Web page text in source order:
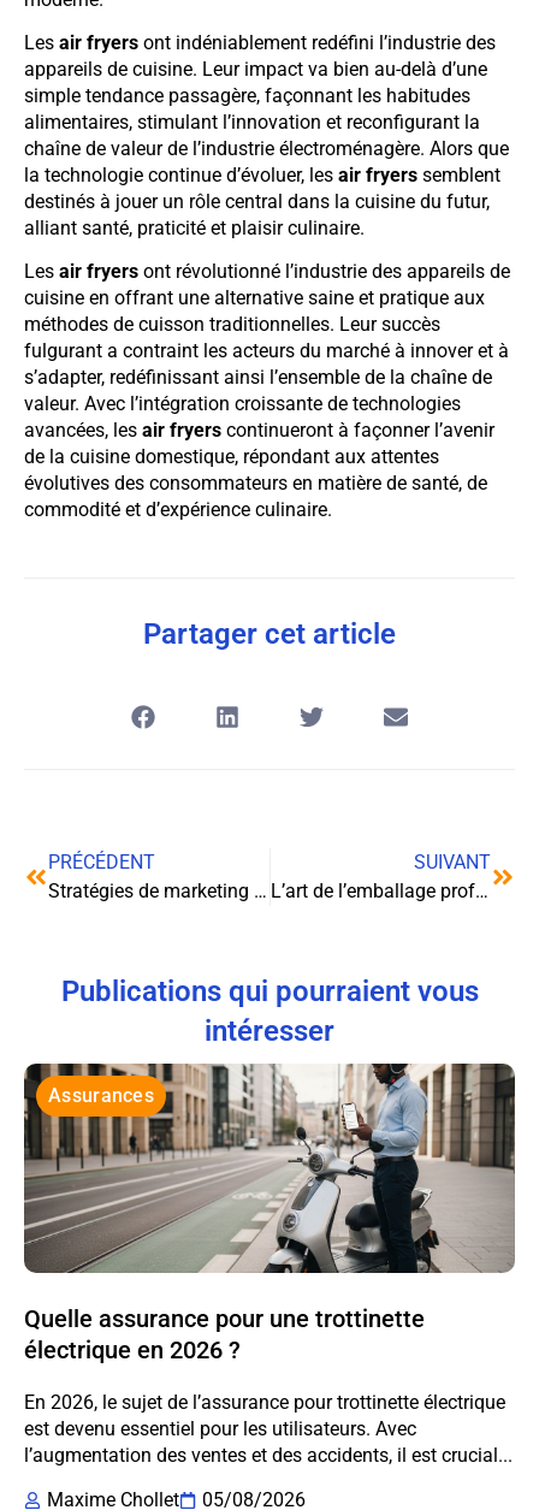
Les air fryers ont indéniablement redéfini l’industrie des
appareils de cuisine. Leur impact va bien au-delà d’une
simple tendance passagère, façonnant les habitudes
alimentaires, stimulant l’innovation et reconfigurant la
chaîne de valeur de l’industrie électroménagère. Alors que
la technologie continue d’évoluer, les air fryers semblent
destinés à jouer un rôle central dans la cuisine du futur,
alliant santé, praticité et plaisir culinaire.
Les air fryers ont révolutionné l’industrie des appareils de
cuisine en offrant une alternative saine et pratique aux
méthodes de cuisson traditionnelles. Leur succès
fulgurant a contraint les acteurs du marché à innover et à
s’adapter, redéfinissant ainsi l’ensemble de la chaîne de
valeur. Avec l’intégration croissante de technologies
avancées, les air fryers continueront à façonner l’avenir
de la cuisine domestique, répondant aux attentes
évolutives des consommateurs en matière de santé, de
commodité et d’expérience culinaire.
Partager cet article
PRÉCÉDENT
Stratégies de marketing efficaces pour vendre des vélos électriques
SUIVANT
L’art de l’emballage professionnel : optimisez vos choix pour une logistique performante
Publications qui pourraient vous
intéresser
Assurances
Quelle assurance pour une trottinette
électrique en 2026 ?
En 2026, le sujet de l’assurance pour trottinette électrique
est devenu essentiel pour les utilisateurs. Avec
l’augmentation des ventes et des accidents, il est crucial...
Maxime Chollet
05/08/2026